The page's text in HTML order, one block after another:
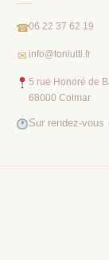
☎06 22 37 62 19
✉ info@toniutti.fr
5 rue Honoré de
68000 Colmar
Sur rendez-vous